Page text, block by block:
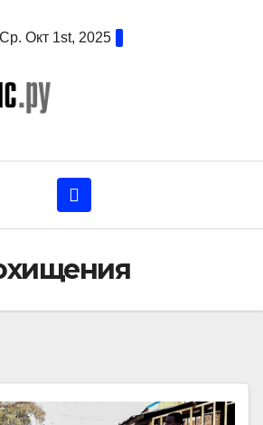
Ср. Окт 1st, 2025